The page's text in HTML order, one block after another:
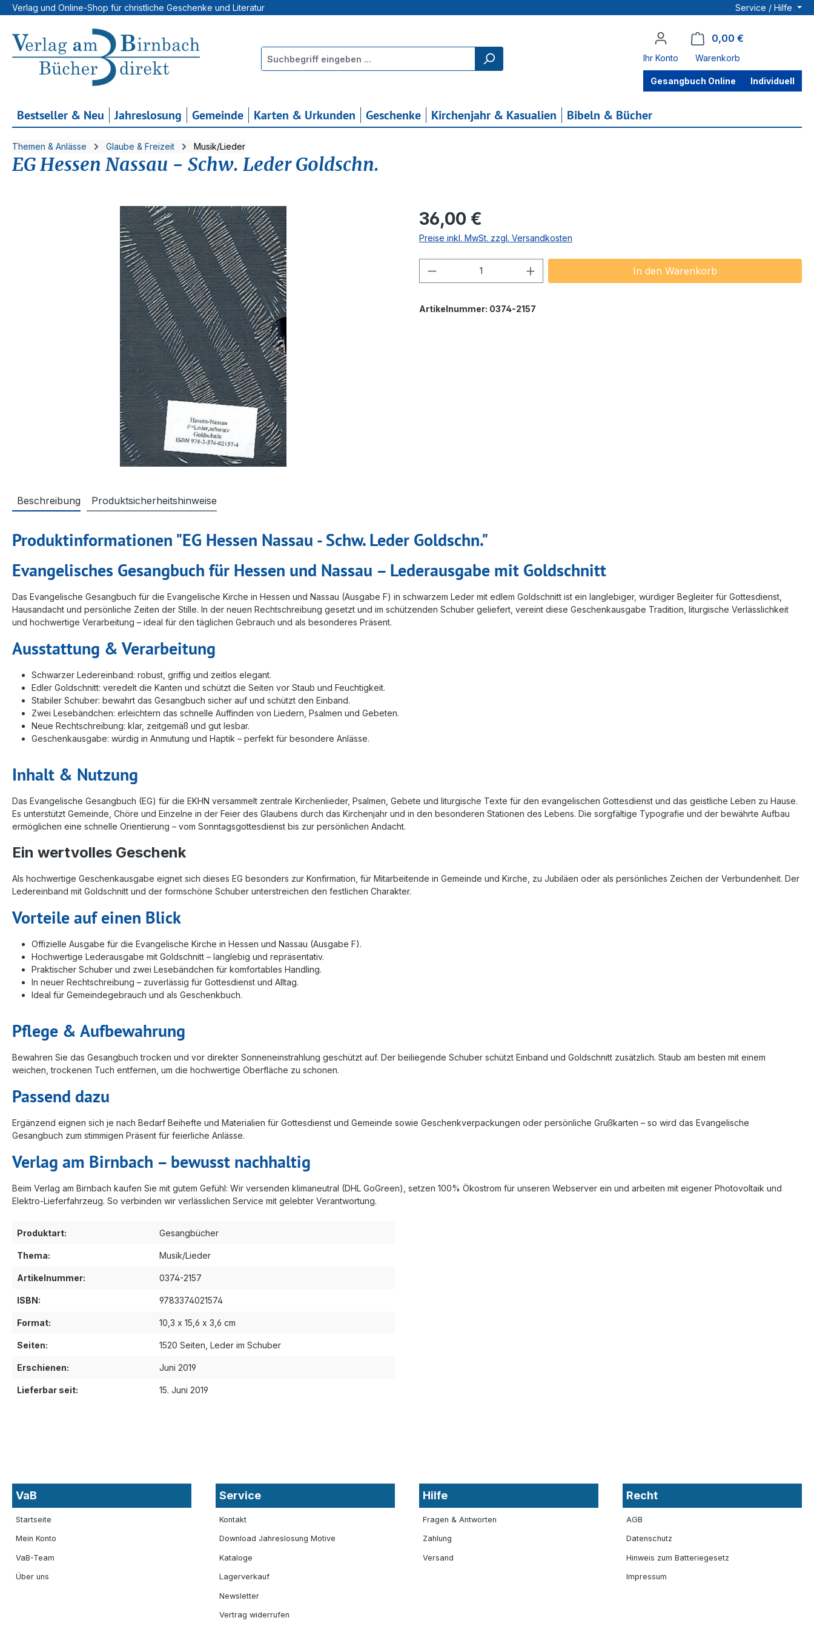
Hauptinhalt springen
Zur Suche springen
Zur Hauptnavigation springen
Verlag und Online-Shop für christliche Geschenke und Literatur Service / Hilfe
Ihr Konto
0,00 €
Warenkorb
Gesangbuch Online Individuell
Bestseller & Neu Jahreslosung Gemeinde Karten & Urkunden Geschenke Kirchenjahr & Kasualien Bibeln & Bücher
Themen & Anlässe Glaube & Freizeit Musik/Lieder
EG Hessen Nassau - Schw. Leder Goldschn.
Regulärer Preis:
36,00 €
Preise inkl. MwSt. zzgl. Versandkosten
Produkt Anzahl: Gib den gewünschten Wert ein oder
In den Warenkorb
Artikelnummer: 0374-2157
Beschreibung Produktsicherheitshinweise
Produktinformationen "EG Hessen Nassau - Schw. Leder Goldschn."
Evangelisches Gesangbuch für Hessen und Nassau – Lederausgabe mit Goldschnitt
Das Evangelische Gesangbuch für die Evangelische Kirche in Hessen und Nassau (Ausgabe F) in schwarzem Leder mit edlem Goldschnitt ist ein langlebiger, würdiger Begleiter für Gottesdienst,
Hausandacht und persönliche Zeiten der Stille. In der neuen Rechtschreibung gesetzt und im schützenden Schuber geliefert, vereint diese Geschenkausgabe Tradition, liturgische Verlässlichkeit
und hochwertige Verarbeitung – ideal für den täglichen Gebrauch und als besonderes Präsent.
Ausstattung & Verarbeitung
Schwarzer Ledereinband: robust, griffig und zeitlos elegant.
Edler Goldschnitt: veredelt die Kanten und schützt die Seiten vor Staub und Feuchtigkeit.
Stabiler Schuber: bewahrt das Gesangbuch sicher auf und schützt den Einband.
Zwei Lesebändchen: erleichtern das schnelle Auffinden von Liedern, Psalmen und Gebeten.
Neue Rechtschreibung: klar, zeitgemäß und gut lesbar.
Geschenkausgabe: würdig in Anmutung und Haptik – perfekt für besondere Anlässe.
Inhalt & Nutzung
Das Evangelische Gesangbuch (EG) für die EKHN versammelt zentrale Kirchenlieder, Psalmen, Gebete und liturgische Texte für den evangelischen Gottesdienst und das geistliche Leben zu Hause.
Es unterstützt Gemeinde, Chöre und Einzelne in der Feier des Glaubens durch das Kirchenjahr und in den besonderen Stationen des Lebens. Die sorgfältige Typografie und der bewährte Aufbau
ermöglichen eine schnelle Orientierung – vom Sonntagsgottesdienst bis zur persönlichen Andacht.
Ein wertvolles Geschenk
Als hochwertige Geschenkausgabe eignet sich dieses EG besonders zur Konfirmation, für Mitarbeitende in Gemeinde und Kirche, zu Jubiläen oder als persönliches Zeichen der Verbundenheit. Der
Ledereinband mit Goldschnitt und der formschöne Schuber unterstreichen den festlichen Charakter.
Vorteile auf einen Blick
Offizielle Ausgabe für die Evangelische Kirche in Hessen und Nassau (Ausgabe F).
Hochwertige Lederausgabe mit Goldschnitt – langlebig und repräsentativ.
Praktischer Schuber und zwei Lesebändchen für komfortables Handling.
In neuer Rechtschreibung – zuverlässig für Gottesdienst und Alltag.
Ideal für Gemeindegebrauch und als Geschenkbuch.
Pflege & Aufbewahrung
Bewahren Sie das Gesangbuch trocken und vor direkter Sonneneinstrahlung geschützt auf. Der beiliegende Schuber schützt Einband und Goldschnitt zusätzlich. Staub am besten mit einem
weichen, trockenen Tuch entfernen, um die hochwertige Oberfläche zu schonen.
Passend dazu
Ergänzend eignen sich je nach Bedarf Beihefte und Materialien für Gottesdienst und Gemeinde sowie Geschenkverpackungen oder persönliche Grußkarten – so wird das Evangelische
Gesangbuch zum stimmigen Präsent für feierliche Anlässe.
Verlag am Birnbach – bewusst nachhaltig
Beim Verlag am Birnbach kaufen Sie mit gutem Gefühl: Wir versenden klimaneutral (DHL GoGreen), setzen 100% Ökostrom für unseren Webserver ein und arbeiten mit eigener Photovoltaik und
Elektro-Lieferfahrzeug. So verbinden wir verlässlichen Service mit gelebter Verantwortung.
Produktart: Gesangbücher
Thema: Musik/Lieder
Artikelnummer: 0374-2157
ISBN: 9783374021574
Format: 10,3 x 15,6 x 3,6 cm
Seiten: 1520 Seiten, Leder im Schuber
Erschienen: Juni 2019
Lieferbar seit: 15. Juni 2019
VaB
Startseite
Mein Konto
VaB-Team
Über uns
Service
Kontakt
Download Jahreslosung Motive
Kataloge
Lagerverkauf
Newsletter
Vertrag widerrufen
Hilfe
Fragen & Antworten
Zahlung
Versand
Recht
AGB
Datenschutz
Hinweis zum Batteriegesetz
Impressum